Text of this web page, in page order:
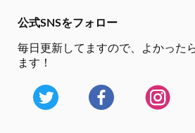
公式SNSをフォロー
毎日更新してますので、
よかった
ます！